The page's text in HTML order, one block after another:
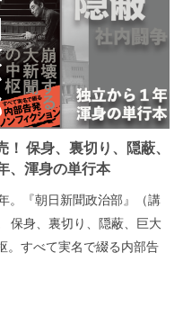
保身、裏切り、隠蔽、
、渾身の単行本
。『朝日新聞政治部』（講
保身、裏切り、隠蔽、巨大
。すべて実名で綴る内部告